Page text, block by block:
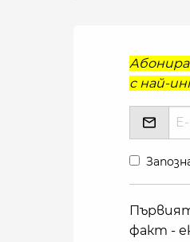
с най-
факт -